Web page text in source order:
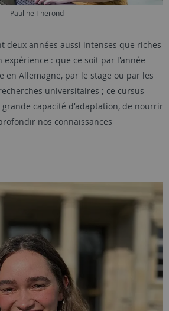
Pauline Therond
deux années aussi intenses que riches
expérience : que ce soit par l'année
en Allemagne, par le stage ou par les
universitaires ; ce cursus
capacité d'adaptation, de nourrir
nos connaissances